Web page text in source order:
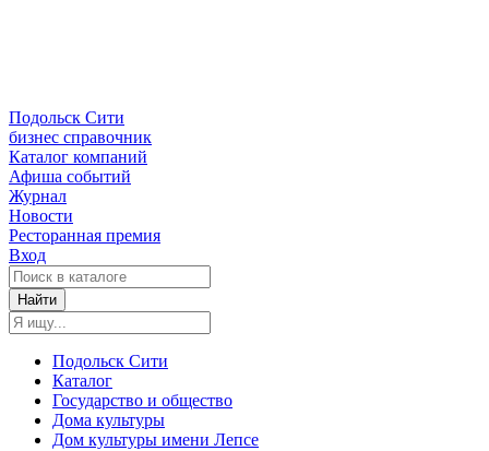
Подольск Сити
бизнес справочник
Каталог компаний
Афиша событий
Журнал
Новости
Ресторанная премия
Вход
Найти
Подольск Сити
Каталог
Государство и общество
Дома культуры
Дом культуры имени Лепсе